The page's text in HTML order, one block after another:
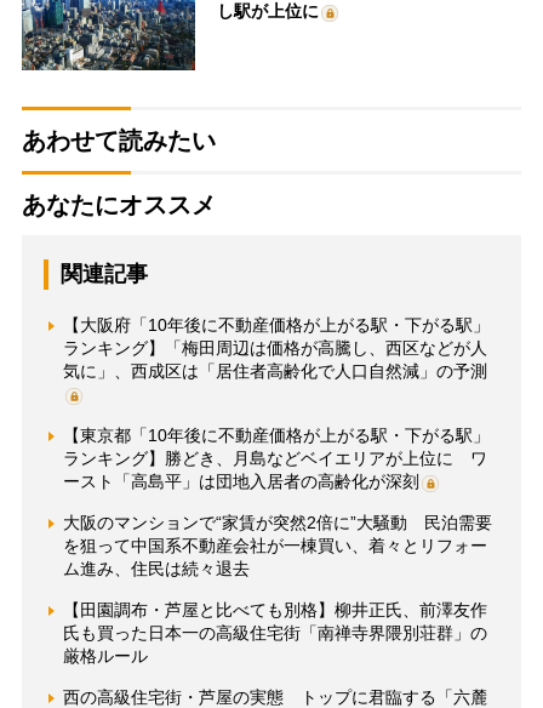
し駅が上位に
あわせて読みたい
あなたにオススメ
関連記事
【大阪府「10年後に不動産価格が上がる駅・下がる駅」
ランキング】「梅田周辺は価格が高騰し、西区などが人
気に」、西成区は「居住者高齢化で人口自然減」の予測
【東京都「10年後に不動産価格が上がる駅・下がる駅」
ランキング】勝どき、月島などベイエリアが上位に ワ
ースト「高島平」は団地入居者の高齢化が深刻
大阪のマンションで“家賃が突然2倍に”大騒動 民泊需要
を狙って中国系不動産会社が一棟買い、着々とリフォー
ム進み、住民は続々退去
【田園調布・芦屋と比べても別格】柳井正氏、前澤友作
氏も買った日本一の高級住宅街「南禅寺界隈別荘群」の
厳格ルール
西の高級住宅街・芦屋の実態 トップに君臨する「六麓